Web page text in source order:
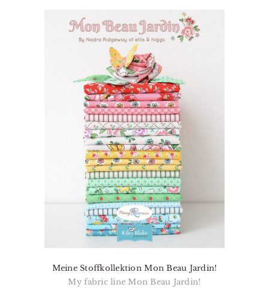
Meine Stoffkollektion Mon Beau Jardin!
My fabric line Mon Beau Jardin!